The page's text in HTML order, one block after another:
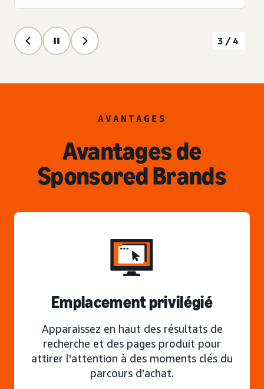
3/4
AVANTAGES
Avantages de
Sponsored Brands
Emplacement privilégié
Apparaissez en haut des résultats de
recherche et des pages produit pour
attirer l'attention à des moments clés du
parcours d'achat.